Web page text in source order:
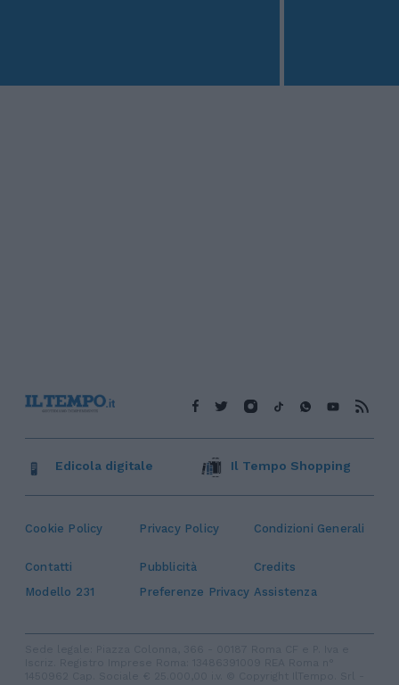
Cookie Policy Privacy Policy Condizioni Generali
Contatti Pubblicità
Credits
Modello 231
Preferenze Privacy Assistenza
Edicola digitale Il Tempo Shopping